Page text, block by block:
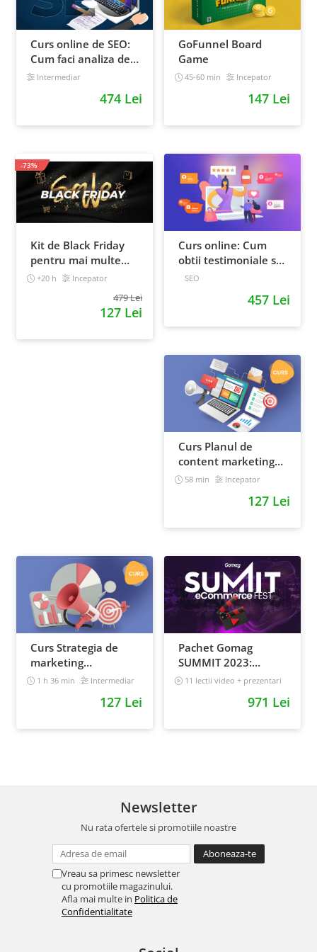
Curs online de SEO:
Cum faci analiza de
cuvinte cheie si
Intermediar
474 Lei
GoFunnel Board
Game
45-60 min Incepator
147 Lei
Kit de Black Friday
pentru mai multe
vanzari in magazinul
+20 h Incepator
479 Lei
127 Lei
-73%
Curs online: Cum
obtii testimoniale si
recenzii puternice
SEO
457 Lei
Curs Planul de
content marketing
pentru un magazin
58 min Incepator
127 Lei
Curs Strategia de
marketing
multichannel
1 h 36 min Intermediar
127 Lei
Pachet Gomag
SUMMIT 2023:
inregistrari +
11 lectii video + prezentari
971 Lei
Newsletter
Nu rata ofertele si promotiile noastre
Vreau sa primesc newsletter
cu promotiile magazinului.
Afla mai multe in Politica de
Confidentialitate